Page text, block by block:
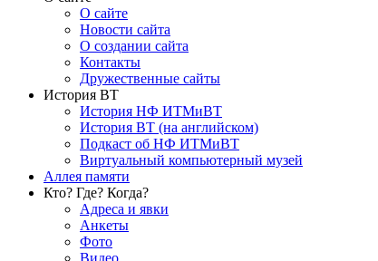
О сайте
Новости сайта
О создании сайта
Контакты
Дружественные сайты
История ВТ
История НФ ИТМиВТ
История ВТ (на английском)
Подкаст об НФ ИТМиВТ
Виртуальный компьютерный музей
Аллея памяти
Кто? Где? Когда?
Адреса и явки
Анкеты
Фото
Видео